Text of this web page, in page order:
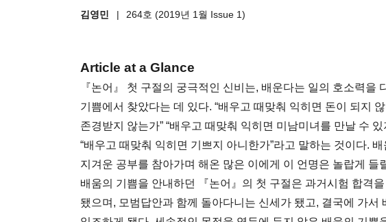
김영민 | 264호 (2019년 1월 Issue 1)
Article at a Glance
『논어』 첫 구절의 궁극적인 신비는, 배운다는 일의 호소력을
기쁨에서 찾았다는 데 있다. “배우고 때맞춰 익히면 돈이 되지
존경받지 않는가” “배우고 때맞춰 익히면 미남미녀를 만날 수
“배우고 때맞춰 익히면 기쁘지 아니한가”라고 말하는 것이다.
지겨운 공부를 참아가며 해온 많은 이에게 이 언명은 놀랍게 들
배움의 기쁨을 안내하던 『논어』의 첫 구절은 과거시험 합격을
됐으며, 모범답안과 함께 돌아다니는 신세가 됐고, 결국에 가서